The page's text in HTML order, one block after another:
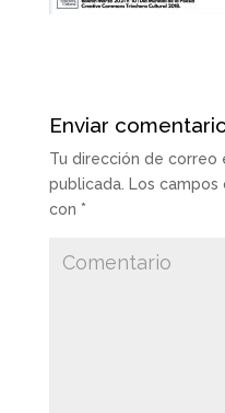
Enviar
Tu dirección de correo
publicada. Los
con *